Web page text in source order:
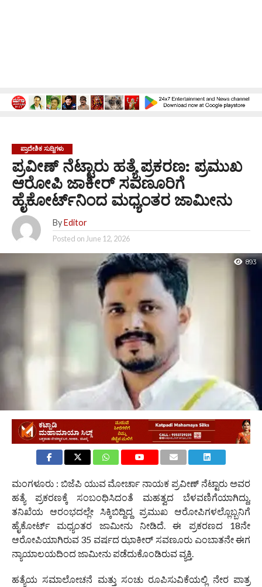
ಪ್ರಾದೇಶಿಕ ಸುದ್ದಿಗಳು
ಪ್ರವೀಣ್ ನೆಟ್ಟಾರು ಹತ್ಯೆ ಪ್ರಕರಣ: ಪ್ರಮುಖ
ಆರೋಪಿ ಜಾಕೀರ್ ಸವಣೂರಿಗೆ
ಹೈಕೋರ್ಟ್‌ನಿಂದ ಮಧ್ಯಂತರ ಜಾಮೀನು
By Editor
Posted onJune 12, 2026
893
ಮಂಗಳೂರು : ಬಿಜೆಪಿ ಯುವ ಮೋರ್ಚಾ ನಾಯಕ ಪ್ರವೀಣ್ ನೆಟ್ಟಾರು ಅವರ
ಹತ್ಯೆ ಪ್ರಕರಣಕ್ಕೆ ಸಂಬಂಧಿಸಿದಂತೆ ಮಹತ್ವದ ಬೆಳವಣಿಗೆಯಾಗಿದ್ದು,
ತನಿಖೆಯ ಆರಂಭದಲ್ಲೇ ಸಿಕ್ಕಿಬಿದ್ದಿದ್ದ ಪ್ರಮುಖ ಆರೋಪಿಗಳಲ್ಲೊಬ್ಬನಿಗೆ
ಹೈಕೋರ್ಟ್ ಮಧ್ಯಂತರ ಜಾಮೀನು ನೀಡಿದೆ. ಈ ಪ್ರಕರಣದ 18ನೇ
ಆರೋಪಿಯಾಗಿರುವ 35 ವರ್ಷದ ಝಾಕೀರ್ ಸವಣೂರು ಎಂಬಾತನೇ ಈಗ
ನ್ಯಾಯಾಲಯದಿಂದ ಜಾಮೀನು ಪಡೆದುಕೊಂಡಿರುವ ವ್ಯಕ್ತಿ.
ಹತ್ಯೆಯ ಸಮಾಲೋಚನೆ ಮತ್ತು ಸಂಚು ರೂಪಿಸುವಿಕೆಯಲ್ಲಿ ನೇರ ಪಾತ್ರ